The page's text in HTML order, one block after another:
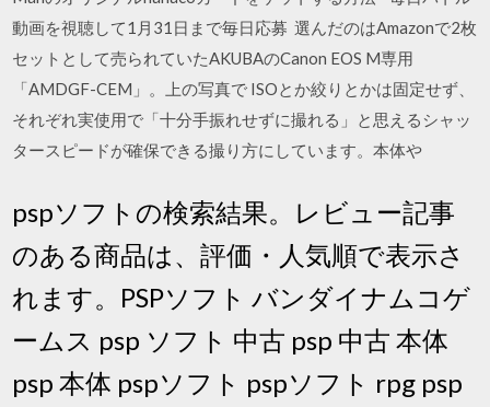
動画を視聴して1月31日まで毎日応募 選んだのはAmazonで2枚
セットとして売られていたAKUBAのCanon EOS M専用
「AMDGF-CEM」。上の写真で ISOとか絞りとかは固定せず、
それぞれ実使用で「十分手振れせずに撮れる」と思えるシャッ
タースピードが確保できる撮り方にしています。本体や
pspソフトの検索結果。レビュー記事
のある商品は、評価・人気順で表示さ
れます。PSPソフト バンダイナムコゲ
ームス psp ソフト 中古 psp 中古 本体
psp 本体 pspソフト pspソフト rpg psp